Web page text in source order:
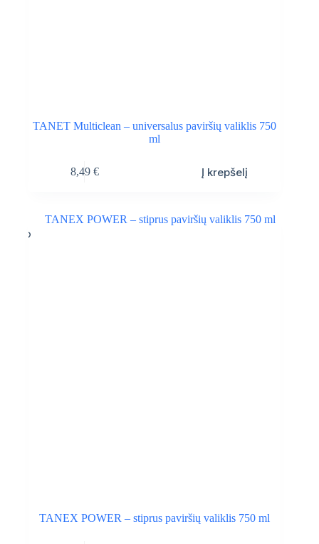
TANET Multiclean – universalus paviršių valiklis 750
ml
8,49 € Į krepšelį
TANEX POWER – stiprus paviršių valiklis 750 ml